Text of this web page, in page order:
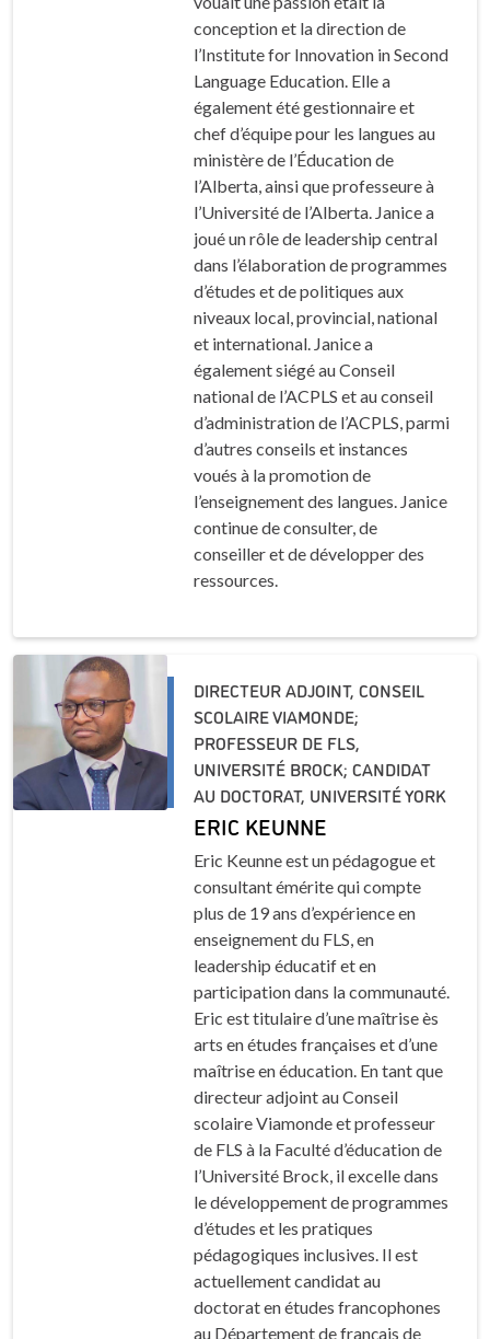
conception et la direction de
l’Institute for Innovation in Second
Language Education. Elle a
également été gestionnaire et
chef d’équipe pour les langues au
ministère de l’Éducation de
l’Alberta, ainsi que professeure à
l’Université de l’Alberta. Janice a
joué un rôle de leadership central
dans l’élaboration de programmes
d’études et de politiques aux
niveaux local, provincial, national
et international. Janice a
également siégé au Conseil
national de l’ACPLS et au conseil
d’administration de l’ACPLS, parmi
d’autres conseils et instances
voués à la promotion de
l’enseignement des langues. Janice
continue de consulter, de
conseiller et de développer des
ressources.
DIRECTEUR ADJOINT, CONSEIL
SCOLAIRE VIAMONDE;
PROFESSEUR DE FLS,
UNIVERSITÉ BROCK; CANDIDAT
AU DOCTORAT, UNIVERSITÉ YORK
ERIC KEUNNE
Eric Keunne est un pédagogue et
consultant émérite qui compte
plus de 19 ans d’expérience en
enseignement du FLS, en
leadership éducatif et en
participation dans la communauté.
Eric est titulaire d’une maîtrise ès
arts en études françaises et d’une
maîtrise en éducation. En tant que
directeur adjoint au Conseil
scolaire Viamonde et professeur
de FLS à la Faculté d’éducation de
l’Université Brock, il excelle dans
le développement de programmes
d’études et les pratiques
pédagogiques inclusives. Il est
actuellement candidat au
doctorat en études francophones
au Département de français de